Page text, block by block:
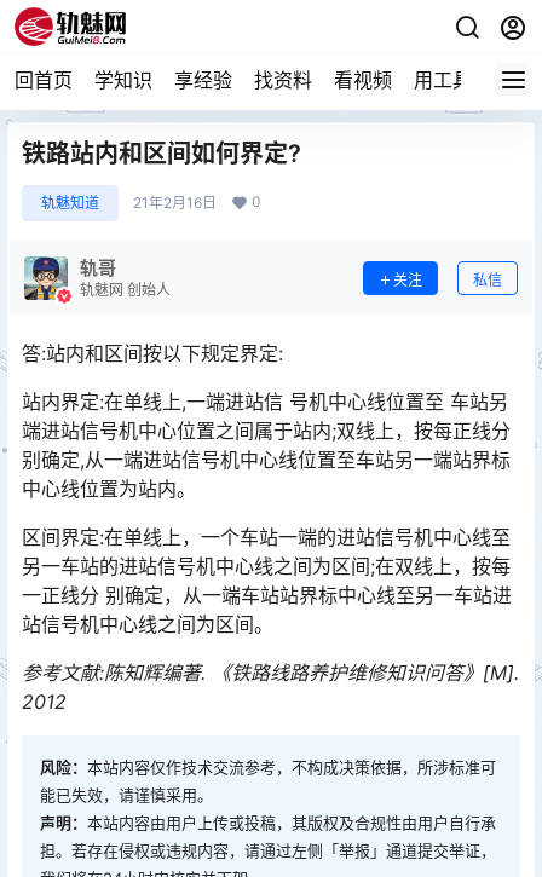
回首页 学知识 享经验 找资料 看视频 用工具 论技
铁路站内和区间如何界定?
轨魅知道 21年2月16日 0
轨哥
轨魅网 创始人
关注 私信
答:站内和区间按以下规定界定:
站内界定:在单线上,一端进站信 号机中心线位置至 车站另
端进站信号机中心位置之间属于站内;双线上，按每正线分
别确定,从一端进站信号机中心线位置至车站另一端站界标
中心线位置为站内。󠅅󠅃󠄵󠅂󠄪󠇖󠆨󠆨󠇕󠆞󠆒󠅬󠇘󠆭󠆘󠇙󠆝󠅵󠇗󠆭󠆁󠄐󠇗󠅹󠅸󠇖󠆍󠅳󠇖󠅹󠅰󠇖󠆌󠅹
区间界定:在单线上，一个车站一端的进站信号机中心线至
另一车站的进站信号机中心线之间为区间;在双线上，按每
一正线分 别确定，从一端车站站界标中心线至另一车站进
站信号机中心线之间为区间。󠅅󠅃󠄵󠅂󠄪󠇖󠆨󠆨󠇕󠆞󠆒󠅬󠇘󠆭󠆘󠇙󠆝󠅵󠇗󠆭󠆁󠄐󠇗󠅹󠅸󠇖󠆍󠅳󠇖󠅹󠅰󠇖󠆌󠅹
参考文献:陈知辉编著. 《铁路线路养护维修知识问答》[M].
2012
风险： 本站内容仅作技术交流参考，不构成决策依据，所涉标准可
能已失效，请谨慎采用。
声明： 本站内容由用户上传或投稿，其版权及合规性由用户自行承
担。若存在侵权或违规内容，请通过左侧「举报」通道提交举证，